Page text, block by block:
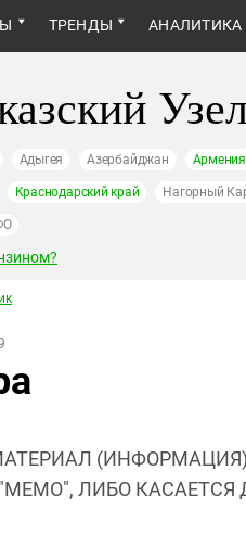
ТРЕНДЫ АНАЛИТИКА
Узел
Адыгея Азербайджан Армения
Краснодарский край Нагорный
ЛИБО КАСАЕТСЯ